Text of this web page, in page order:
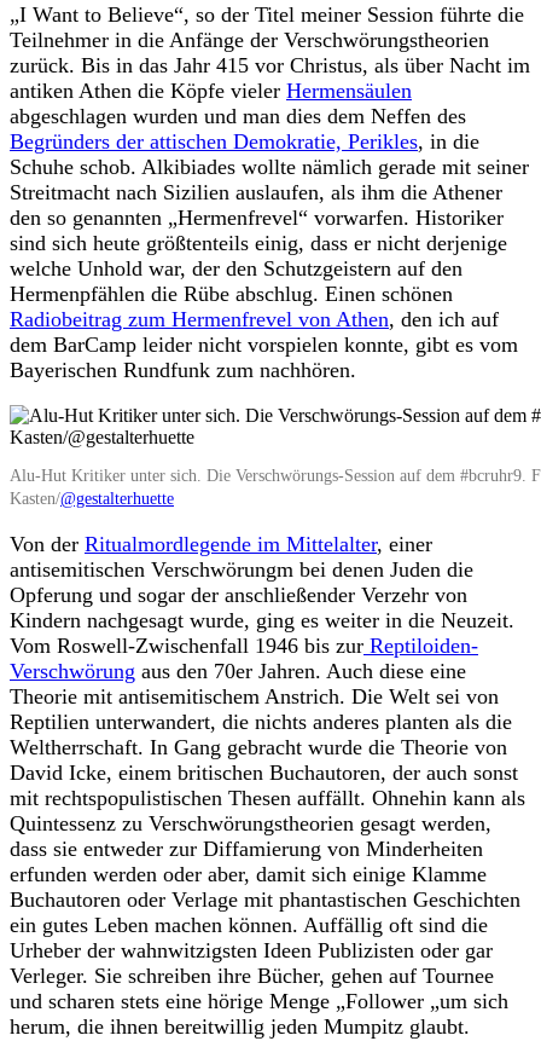
„I Want to Believe“, so der Titel meiner Session führte die
Teilnehmer in die Anfänge der Verschwörungstheorien
zurück. Bis in das Jahr 415 vor Christus, als über Nacht im
antiken Athen die Köpfe vieler Hermensäulen
abgeschlagen wurden und man dies dem Neffen des
Begründers der attischen Demokratie, Perikles, in die
Schuhe schob. Alkibiades wollte nämlich gerade mit seiner
Streitmacht nach Sizilien auslaufen, als ihm die Athener
den so genannten „Hermenfrevel“ vorwarfen. Historiker
sind sich heute größtenteils einig, dass er nicht derjenige
welche Unhold war, der den Schutzgeistern auf den
Hermenpfählen die Rübe abschlug. Einen schönen
Radiobeitrag zum Hermenfrevel von Athen, den ich auf
dem BarCamp leider nicht vorspielen konnte, gibt es vom
Bayerischen Rundfunk zum nachhören.
Alu-Hut Kritiker unter sich. Die Verschwörungs-Session auf dem #bcruhr9.
Kasten/@gestalterhuette
Von der Ritualmordlegende im Mittelalter, einer
antisemitischen Verschwörungm bei denen Juden die
Opferung und sogar der anschließender Verzehr von
Kindern nachgesagt wurde, ging es weiter in die Neuzeit.
Vom Roswell-Zwischenfall 1946 bis zur Reptiloiden-
Verschwörung aus den 70er Jahren. Auch diese eine
Theorie mit antisemitischem Anstrich. Die Welt sei von
Reptilien unterwandert, die nichts anderes planten als die
Weltherrschaft. In Gang gebracht wurde die Theorie von
David Icke, einem britischen Buchautoren, der auch sonst
mit rechtspopulistischen Thesen auffällt. Ohnehin kann als
Quintessenz zu Verschwörungstheorien gesagt werden,
dass sie entweder zur Diffamierung von Minderheiten
erfunden werden oder aber, damit sich einige Klamme
Buchautoren oder Verlage mit phantastischen Geschichten
ein gutes Leben machen können. Auffällig oft sind die
Urheber der wahnwitzigsten Ideen Publizisten oder gar
Verleger. Sie schreiben ihre Bücher, gehen auf Tournee
und scharen stets eine hörige Menge „Follower „um sich
herum, die ihnen bereitwillig jeden Mumpitz glaubt.